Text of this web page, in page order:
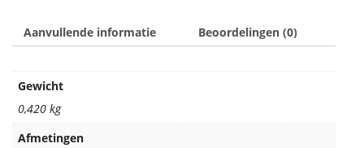
Aanvullende informatie Beoordelingen (0)
Gewicht
0,420 kg
Afmetingen